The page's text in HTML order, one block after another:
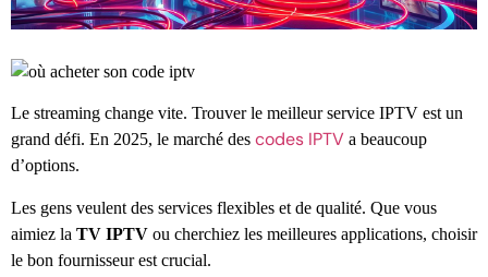
Le streaming change vite. Trouver le meilleur service IPTV est un
grand défi. En 2025, le marché des codes IPTV a beaucoup
d’options.
Les gens veulent des services flexibles et de qualité. Que vous
aimiez la TV IPTV ou cherchiez les meilleures applications, choisir
le bon fournisseur est crucial.